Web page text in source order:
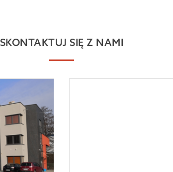
SKONTAKTUJ SIĘ Z NAMI